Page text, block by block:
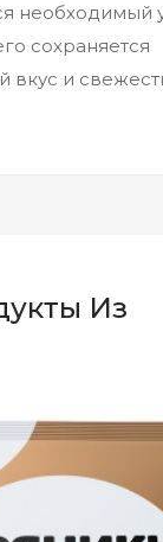
необходимый
сохраняется
вкус и
Из